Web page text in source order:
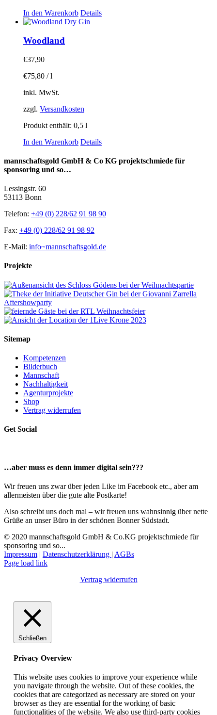
In den Warenkorb Details
Woodland
€37,90
€75,80 /l
inkl. MwSt.
zzgl. Versandkosten
Produkt enthält: 0,5 l
In den Warenkorb Details
mannschaftsgold GmbH & Co KG projektschmiede für
sponsoring und so…
Lessingstr. 60
53113 Bonn
Telefon: +49 (0) 228/62 91 98 90
Fax: +49 (0) 228/62 91 98 92
E-Mail: info~mannschaftsgold.de
Projekte
Sitemap
Kompetenzen
Bilderbuch
Mannschaft
Nachhaltigkeit
Agenturprojekte
Shop
Vertrag widerrufen
Get Social
…aber muss es denn immer digital sein???
Wir freuen uns zwar über jeden Like im Facebook etc., aber am
allermeisten über die gute alte Postkarte!
Also schreibt uns doch mal – wir freuen uns wahnsinnig über nette
Grüße an unser Büro in der schönen Bonner Südstadt.
© 2020 mannschaftsgold GmbH & Co.KG projektschmiede für
sponsoring und so...
Impressum | Datenschutzerklärung | AGBs
Facebook
Instagram
LinkedIn
E-
Page load link
Vertrag widerrufen
Schließen
Privacy Overview
This website uses cookies to improve your experience while
you navigate through the website. Out of these cookies, the
cookies that are categorized as necessary are stored on your
browser as they are essential for the working of basic
functionalities of the website. We also use third-party cookies